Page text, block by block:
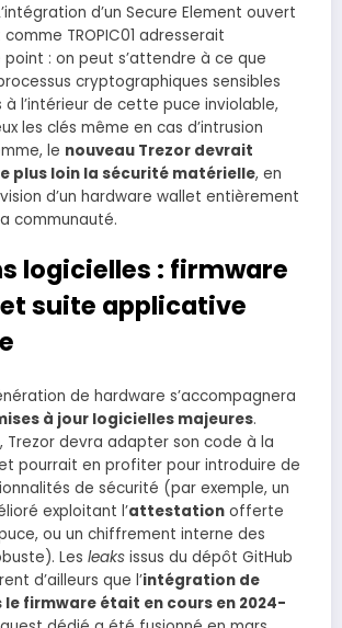
d’un Secure Element ouvert
TROPIC01 adresserait
: on peut s’attendre à ce que
cryptographiques sensibles
l’intérieur de cette puce inviolable,
les clés même en cas d’intrusion
le nouveau Trezor devrait
plus loin la sécurité matérielle, en
d’un hardware wallet entièrement
communauté.
logicielles : firmware
suite applicative
de hardware s’accompagnera
à jour logicielles majeures.
, Trezor devra adapter son code à la
et pourrait en profiter pour introduire de
de sécurité (par exemple, un
exploitant l’attestation offerte
ou un chiffrement interne des
Les leaks issus du dépôt GitHub
d’ailleurs que l’intégration de
le firmware était en cours en 2024-